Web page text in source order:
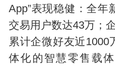
App”表现稳健：全年
交易用户数达43万；
累计企微好友近1000
体化的智慧零售载